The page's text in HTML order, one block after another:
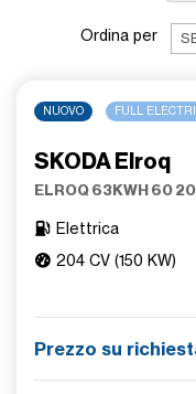
Ordina per
NUOVO FULL
SKODA Elroq
ELROQ 63KWH 60
Elettrica
204 CV (150 KW)
Prezzo su